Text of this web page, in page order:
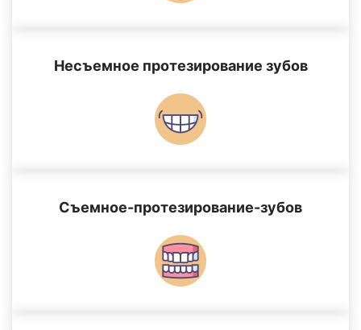
Несъемное протезирование зубов
Съемное-протезирование-зубов